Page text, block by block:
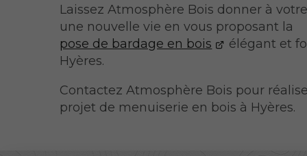
Laissez Atmosphère Bois donner à
une nouvelle vie en vous proposant la
pose de bardage en bois
élégant et
Hyères.
Contactez Atmosphère Bois pour
projet de menuiserie en bois à Hyères.